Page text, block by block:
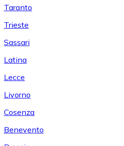
Taranto
Trieste
Sassari
Latina
Lecce
Livorno
Cosenza
Benevento